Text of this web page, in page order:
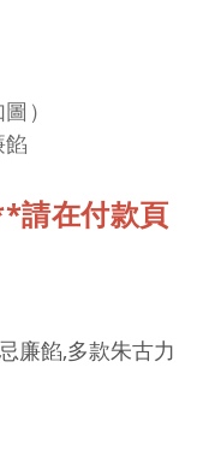
）
請在付款頁
廉餡,多款朱古力